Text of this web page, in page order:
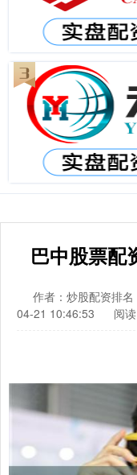
巴中股票配
作者：炒股配资排名
04-21 10:46:53
阅